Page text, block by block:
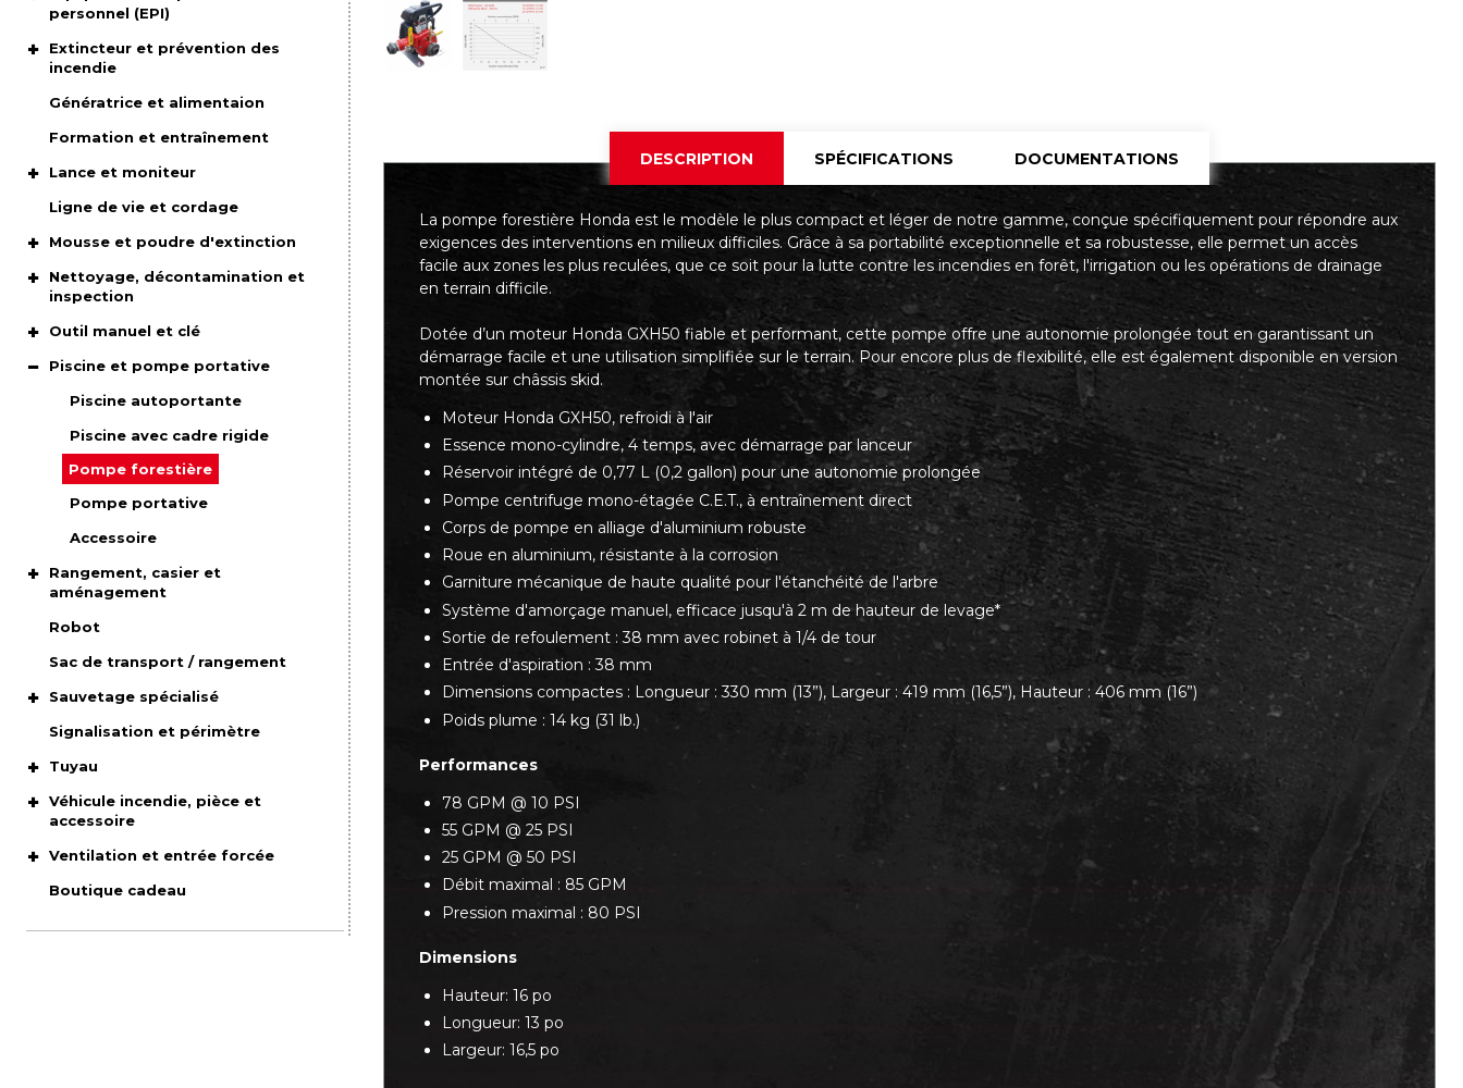
personnel (EPI)
Extincteur et prévention des
incendie
Génératrice et alimentaion
Formation et entraînement
Lance et moniteur
Ligne de vie et cordage
Mousse et poudre d'extinction
Nettoyage, décontamination et
inspection
Outil manuel et clé
Piscine et pompe portative
Piscine autoportante
Piscine avec cadre rigide
Pompe forestière
Pompe portative
Accessoire
Rangement, casier et
aménagement
Robot
Sac de transport / rangement
Sauvetage spécialisé
Signalisation et périmètre
Tuyau
Véhicule incendie, pièce et
accessoire
Ventilation et entrée forcée
Boutique cadeau
DESCRIPTION SPÉCIFICATIONS DOCUMENTATIONS
La pompe forestière Honda est le modèle le plus compact et léger de notre gamme, conçue spécifiquement pour répondre aux
exigences des interventions en milieux difficiles. Grâce à sa portabilité exceptionnelle et sa robustesse, elle permet un accès
facile aux zones les plus reculées, que ce soit pour la lutte contre les incendies en forêt, l'irrigation ou les opérations de drainage
en terrain difficile.
Dotée d’un moteur Honda GXH50 fiable et performant, cette pompe offre une autonomie prolongée tout en garantissant un
démarrage facile et une utilisation simplifiée sur le terrain. Pour encore plus de flexibilité, elle est également disponible en version
montée sur châssis skid.
Moteur Honda GXH50, refroidi à l'air
Essence mono-cylindre, 4 temps, avec démarrage par lanceur
Réservoir intégré de 0,77 L (0,2 gallon) pour une autonomie prolongée
Pompe centrifuge mono-étagée C.E.T., à entraînement direct
Corps de pompe en alliage d'aluminium robuste
Roue en aluminium, résistante à la corrosion
Garniture mécanique de haute qualité pour l'étanchéité de l'arbre
Système d'amorçage manuel, efficace jusqu'à 2 m de hauteur de levage*
Sortie de refoulement : 38 mm avec robinet à 1/4 de tour
Entrée d'aspiration : 38 mm
Dimensions compactes : Longueur : 330 mm (13”), Largeur : 419 mm (16,5”), Hauteur : 406 mm (16”)
Poids plume : 14 kg (31 lb.)
Performances
78 GPM @ 10 PSI
55 GPM @ 25 PSI
25 GPM @ 50 PSI
Débit maximal : 85 GPM
Pression maximal : 80 PSI
Dimensions
Hauteur: 16 po
Longueur: 13 po
Largeur: 16,5 po